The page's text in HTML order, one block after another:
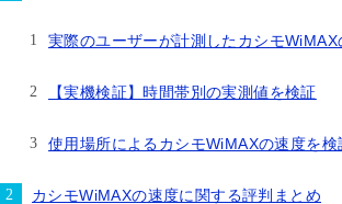
実際のユーザーが計測したカシモWiMAX
【実機検証】時間帯別の実測値を検証
使用場所によるカシモWiMAXの速度を検
カシモWiMAXの速度に関する評判まとめ